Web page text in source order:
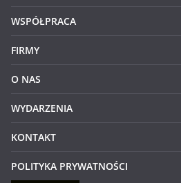
WSPÓŁPRACA
FIRMY
O NAS
WYDARZENIA
KONTAKT
POLITYKA PRYWATNOŚCI